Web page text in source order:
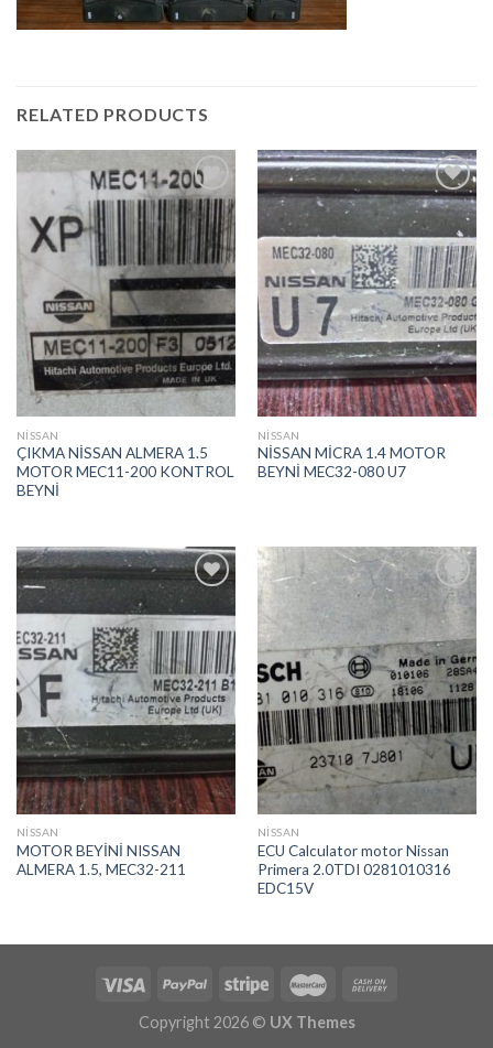
RELATED PRODUCTS
İstek
Listeme
Ekle
NİSSAN
ÇIKMA NİSSAN ALMERA 1.5
MOTOR MEC11-200 KONTROL
BEYNİ
İstek
Listeme
Ekle
NİSSAN
NİSSAN MİCRA 1.4 MOTOR
BEYNİ MEC32-080 U7
İstek
Listeme
Ekle
NİSSAN
MOTOR BEYİNİ NISSAN
ALMERA 1.5, MEC32-211
İstek
Listeme
Ekle
NİSSAN
ECU Calculator motor Nissan
Primera 2.0TDI 0281010316
EDC15V
Copyright 2026 © UX Themes